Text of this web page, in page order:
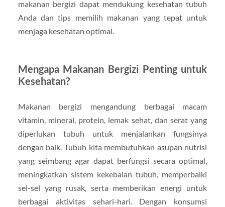
makanan bergizi dapat mendukung kesehatan tubuh
Anda dan tips memilih makanan yang tepat untuk
menjaga kesehatan optimal.
Mengapa Makanan Bergizi Penting untuk
Kesehatan?
Makanan bergizi mengandung berbagai macam
vitamin, mineral, protein, lemak sehat, dan serat yang
diperlukan tubuh untuk menjalankan fungsinya
dengan baik. Tubuh kita membutuhkan asupan nutrisi
yang seimbang agar dapat berfungsi secara optimal,
meningkatkan sistem kekebalan tubuh, memperbaiki
sel-sel yang rusak, serta memberikan energi untuk
berbagai aktivitas sehari-hari. Dengan konsumsi